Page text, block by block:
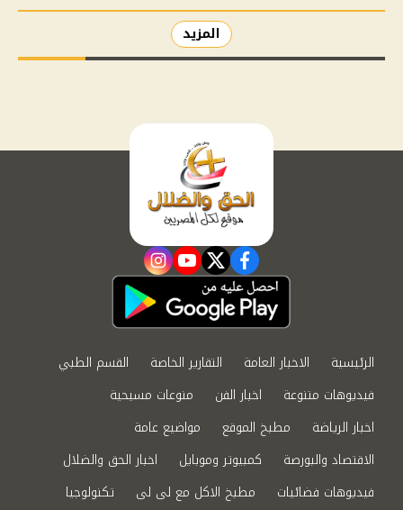
المزيد
facebook
twitter
youtube
instagram
الرئيسية الاخبار العامة التقارير الخاصة
القسم الطبي
فيديوهات متنوعة
اخبار الفن
منوعات مسيحية
اخبار الرياضة
مطبخ الموقع
مواضيع عامة
الاقتصاد والبورصة
كمبيوتر وموبايل
اخبار الحق والضلال
فيديوهات فضائيات
مطبخ الاكل مع لى لى تكنولوجيا